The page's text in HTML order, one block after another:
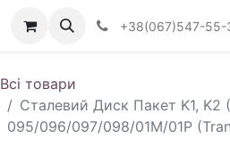
+38(067)547-55-
Всі товари
Сталевий Диск Пакет K1, K2
095/096/097/098/01M/01P